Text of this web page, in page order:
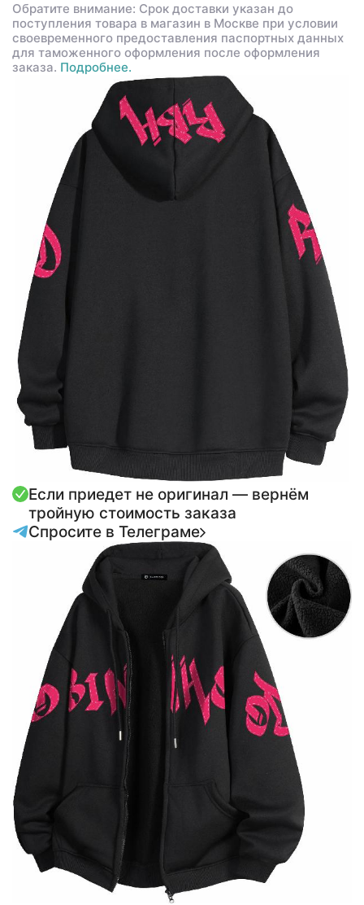
Обратите внимание: Срок доставки указан до
поступления товара в магазин в Москве при условии
своевременного предоставления паспортных данных
для таможенного оформления после оформления
заказа. Подробнее.
Если приедет не оригинал — вернём
тройную стоимость заказа
Спросите в Телеграме